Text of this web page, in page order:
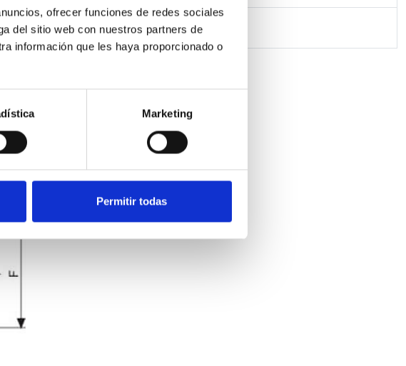
ofrecer funciones de redes sociales
del sitio web con nuestros partners de
información que les haya proporcionado o
Marketing
Permitir todas
Hasta +40°C